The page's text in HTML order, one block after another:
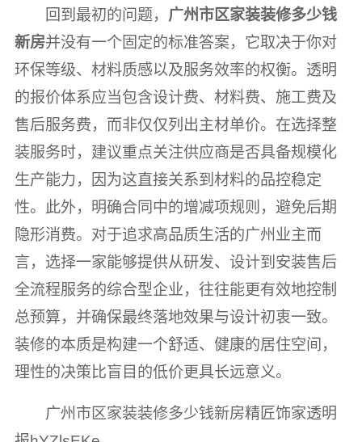
回到最初的问题， 广州市区家装装修多少钱
新房并没有一个固定的标准答案，它取决于你对
环保等级、材料质感以及服务效率的权衡。透明
的报价体系应当包含设计费、材料费、施工费及
售后服务费，而非仅仅列出主材单价。在选择整
装服务时，建议重点关注供应商是否具备规模化
生产能力，因为这直接关系到材料的品控稳定
性。此外，明确合同中的增减项规则，避免后期
隐形消费。对于追求高品质生活的广州业主而
言，选择一家能够提供从研发、设计到安装售后
全流程服务的综合型企业，往往能更有效地控制
总预算，并确保最终落地效果与设计初衷一致。
装修的本质是构建一个舒适、健康的居住空间，
理性的决策比盲目的低价更具长远意义。
广州市区家装装修多少钱新房精匠饰家透明